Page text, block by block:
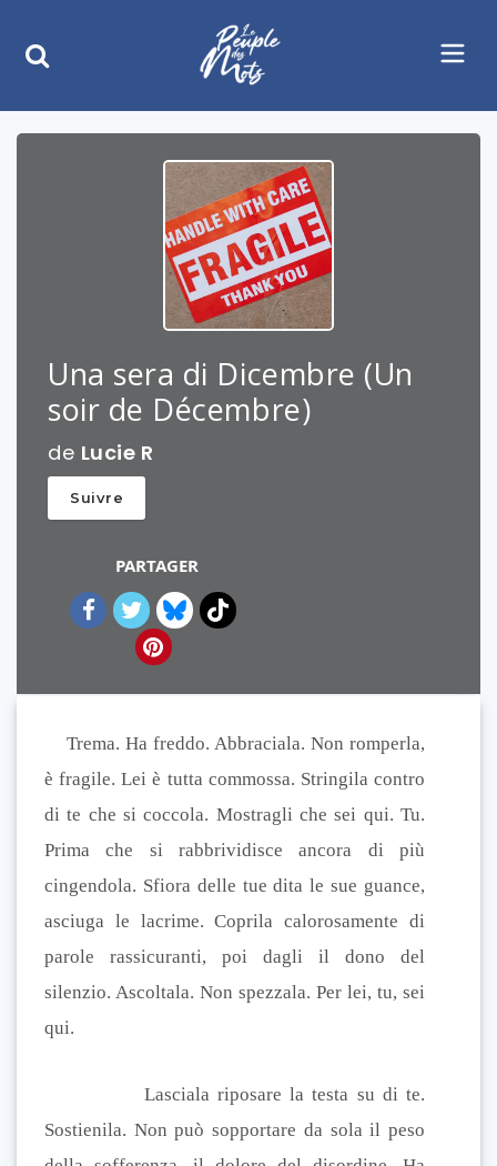
Una sera di Dicembre (Un
soir de Décembre)
de Lucie R
Suivre
PARTAGER
Trema. Ha freddo. Abbraciala. Non romperla,
è fragile. Lei è tutta commossa. Stringila contro
di te che si coccola. Mostragli che sei qui. Tu.
Prima che si rabbrividisce ancora di più
cingendola. Sfiora delle tue dita le sue guance,
asciuga le lacrime. Coprila calorosamente di
parole rassicuranti, poi dagli il dono del
silenzio. Ascoltala. Non spezzala. Per lei, tu, sei
qui.
Lasciala riposare la testa su di te.
Sostienila. Non può sopportare da sola il peso